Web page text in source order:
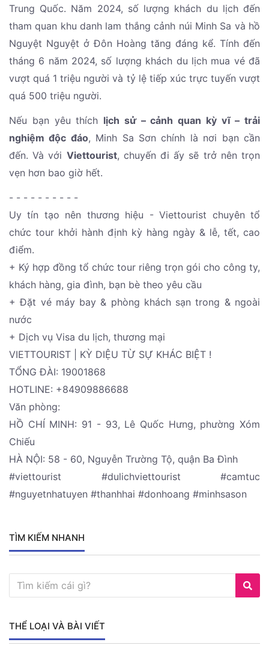
Trung Quốc. Năm 2024, số lượng khách du lịch đến
tham quan khu danh lam thắng cảnh núi Minh Sa và hồ
Nguyệt Nguyệt ở Đôn Hoàng tăng đáng kể. Tính đến
tháng 6 năm 2024, số lượng khách du lịch mua vé đã
vượt quá 1 triệu người và tỷ lệ tiếp xúc trực tuyến vượt
quá 500 triệu người.
Nếu bạn yêu thích lịch sử – cảnh quan kỳ vĩ – trải
nghiệm độc đáo, Minh Sa Sơn chính là nơi bạn cần
đến. Và với Viettourist, chuyến đi ấy sẽ trở nên trọn
vẹn hơn bao giờ hết.
- - - - - - - - - -
Uy tín tạo nên thương hiệu - Viettourist chuyên tổ
chức tour khởi hành định kỳ hàng ngày & lễ, tết, cao
điểm.
+ Ký hợp đồng tổ chức tour riêng trọn gói cho công ty,
khách hàng, gia đình, bạn bè theo yêu cầu
+ Đặt vé máy bay & phòng khách sạn trong & ngoài
nước
+ Dịch vụ Visa du lịch, thương mại
VIETTOURIST | KỲ DIỆU TỪ SỰ KHÁC BIỆT !
TỔNG ĐÀI: 19001868
HOTLINE: +84909886688
Văn phòng:
HỒ CHÍ MINH: 91 - 93, Lê Quốc Hưng, phường Xóm
Chiếu
HÀ NỘI: 58 - 60, Nguyễn Trường Tộ, quận Ba Đình
#viettourist #dulichviettourist #camtuc
#nguyetnhatuyen #thanhhai #donhoang #minhsason
TÌM KIẾM NHANH
THỂ LOẠI VÀ BÀI VIẾT